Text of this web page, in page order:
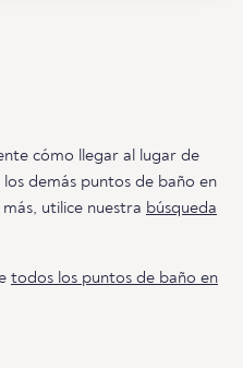
cómo llegar al lugar de
demás puntos de baño en
utilice nuestra búsqueda
todos los puntos de baño en